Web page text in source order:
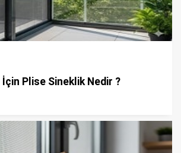
Plise Sineklik Nedir ?